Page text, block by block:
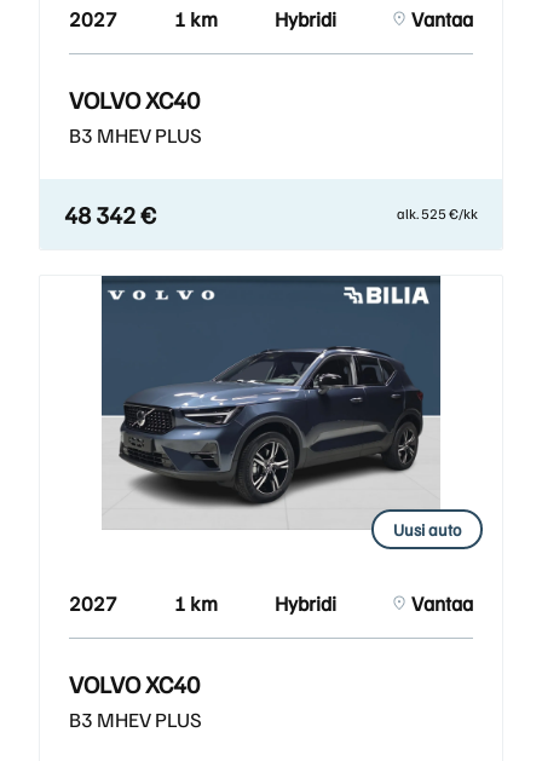
2027 1 km Hybridi Vantaa
VOLVO XC40
B3 MHEV PLUS
48 342 € alk. 525 €/kk
Uusi auto
2027 1 km Hybridi Vantaa
VOLVO XC40
B3 MHEV PLUS